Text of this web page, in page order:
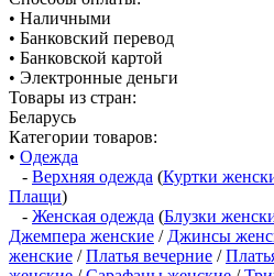
• Наличными
• Банковский перевод
• Банковской картой
• Электронные деньги
Товары из стран:
Беларусь
Категории товаров:
• Одежда
- Верхняя одежда (Куртки
Плащи)
- Женская одежда (Блузки
Джемпера женские / Джинсы
женские /Платья вечерние /